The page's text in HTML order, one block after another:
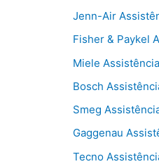
Jenn-Air
Fisher & Paykel
Miele
Bosch
Smeg
Gaggenau
Tecno